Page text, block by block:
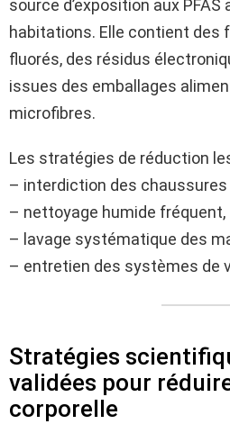
source d’exposition aux PFAS
habitations. Elle contient des
fluorés, des résidus
issues des emballages
microfibres.
Les stratégies de réduction
– interdiction des chaussures
– nettoyage humide fréquent,
– lavage systématique des
– entretien des systèmes de
Stratégies
validées pour
corporelle